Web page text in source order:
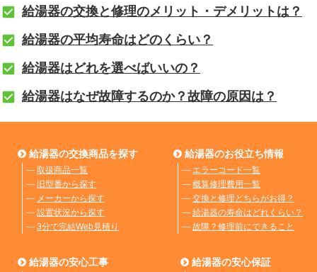
給湯器の交換と修理のメリット・デメリットは？
給湯器の平均寿命はどのくらい？
給湯器はどれを選べばいいの？
給湯器はなぜ故障するのか？故障の原因は？
給湯器の交換商品を探す
― 取扱商品一覧
― 旧型番から探す
― メーカーから探す
― 設置状況から探す
― 3分で完結Web見積り
給湯器のお役立ち情報
― エラーコード一覧
― 概算修理費用一覧
― 交換と修理どちらがお得？
― 給湯器の寿命はどれくらい？
― 故障？修理前にできること
給湯器の安心工事 給湯器の安心保証